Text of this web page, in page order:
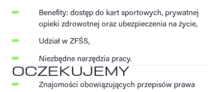
Benefity: dostęp do kart sportowych, prywatnej
opieki zdrowotnej oraz ubezpieczenia na życie,
Udział w ZFŚS,
Niezbędne narzędzia pracy.
OCZEKUJEMY
Znajomości obowiązujących przepisów prawa